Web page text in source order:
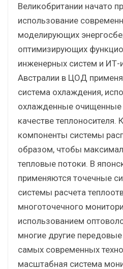
Великобритании начато
использование
моделирующих
оптимизирующих
инженерных систем и ИТ-
Австралии в ЦОД
система охлаждения,
охлажденные
качестве теплоносителя.
компоненты системы
образом, чтобы
тепловые потоки. В
применяются точечные
системы расчета
многоточечного
использованием
многие другие
самых современных
масштабная система